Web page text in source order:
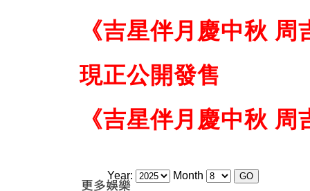
《吉星伴月慶中秋
現正公開發售
《吉星伴月慶中秋
Year: Month